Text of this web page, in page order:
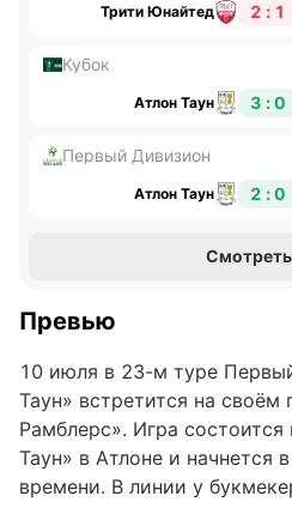
Трити Юнайтед 2 : 1
Кубок
Атлон Таун 3 : 0
Первый Дивизион
Атлон Таун 2 : 0
Превью
10 июля в 23-м туре
Таун» встретится на своём
Рамблерс». Игра состоится
Таун» в Атлоне и начнется
времени. В линии у